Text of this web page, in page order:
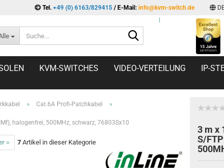
Tel. +49 (0) 6163/829415 / E-Mail: info@kvm-switch.de
KVM-SWITCHES VIDEO-VERTEILUNG IP-
» Cat.6A Profi-Patchkabel »
halogenfrei, 500MHz, schwarz, 76803Sx10
» 7 Artikel in dieser Kategorie
3 m x
S/